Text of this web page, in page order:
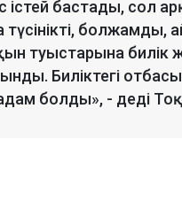
істей бастады, сол
түсінікті, болжамды,
туыстарына билік
Биліктегі
болды», - деді